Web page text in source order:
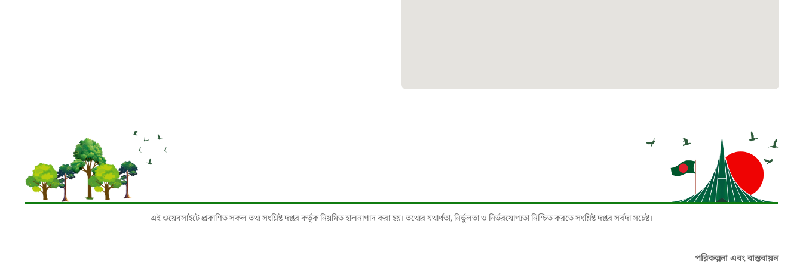
১৬১০৯
বাংলাদেশ কর্মচারী কল্যাণ বোর্ড হটলাইন
০১৯০৮৮৮৮৮৮৮
১৬১১৩
এই ওয়েবসাইটে প্রকাশিত সকল তথ্য সংশ্লিষ্ট দপ্তর কর্তৃক নিয়মিত হালনাগাদ করা হয়। তথ্যের যথার্থতা, নির্ভুলতা ও নির্ভরযোগ্যতা নিশ্চিত করতে সংশ্লিষ্ট দপ্তর সর্বদা সচেষ্ট।
পরিকল্পনা এবং বাস্তবায়ন